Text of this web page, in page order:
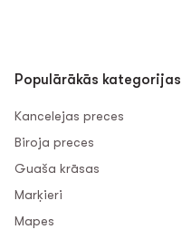
Populārākās
Kancelejas preces
Biroja preces
Guaša krāsas
Marķieri
Mapes